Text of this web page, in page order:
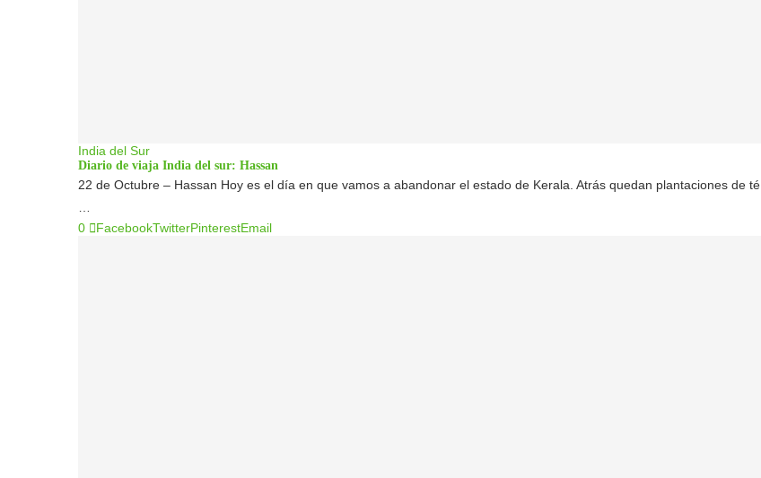
India del Sur
Diario de viaja India del sur: Hassan
22 de Octubre – Hassan Hoy es el día en que vamos a abandonar el estado de Kerala. Atrás quedan plantaciones de té,
0
FacebookTwitterPinterestEmail